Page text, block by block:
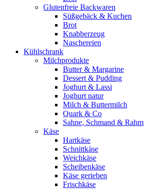
Glutenfreie Backwaren
Süßgebäck & Kuchen
Brot
Knabberzeug
Naschereien
Kühlschrank
Milchprodukte
Butter & Margarine
Dessert & Pudding
Joghurt & Lassi
Joghurt natur
Milch & Buttermilch
Quark & Co
Sahne, Schmand & Rahm
Käse
Hartkäse
Schnittkäse
Weichkäse
Scheibenkäse
Käse gerieben
Frischkäse